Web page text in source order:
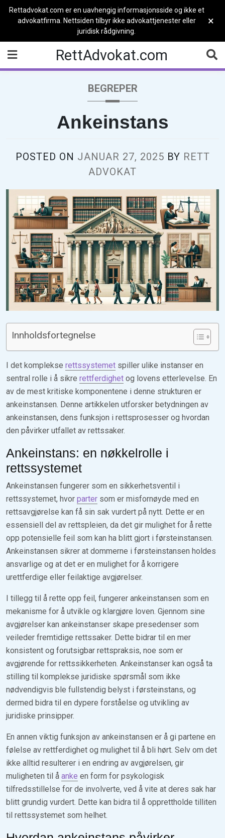
Rettadvokat.com er en uavhengig informasjonsside og ikke et
advokatfirma. Nettsiden tilbyr ikke advokattjenester eller
juridisk rådgivning.
×
content
RettAdvokat.com
BEGREPER
Ankeinstans
POSTED ON JANUAR 27, 2025 BY RETT
ADVOKAT
Innholdsfortegnelse
I det komplekse rettssystemet spiller ulike instanser en
sentral rolle i å sikre rettferdighet og lovens etterlevelse. En
av de mest kritiske komponentene i denne strukturen er
ankeinstansen. Denne artikkelen utforsker betydningen av
ankeinstansen, dens funksjon i rettsprosesser og hvordan
den påvirker utfallet av rettssaker.
Ankeinstans: en nøkkelrolle i
rettssystemet
Ankeinstansen fungerer som en sikkerhetsventil i
rettssystemet, hvor parter som er misfornøyde med en
rettsavgjørelse kan få sin sak vurdert på nytt. Dette er en
essensiell del av rettspleien, da det gir mulighet for å rette
opp potensielle feil som kan ha blitt gjort i førsteinstansen.
Ankeinstansen sikrer at dommerne i førsteinstansen holdes
ansvarlige og at det er en mulighet for å korrigere
urettferdige eller feilaktige avgjørelser.
I tillegg til å rette opp feil, fungerer ankeinstansen som en
mekanisme for å utvikle og klargjøre loven. Gjennom sine
avgjørelser kan ankeinstanser skape presedenser som
veileder fremtidige rettssaker. Dette bidrar til en mer
konsistent og forutsigbar rettspraksis, noe som er
avgjørende for rettssikkerheten. Ankeinstanser kan også ta
stilling til komplekse juridiske spørsmål som ikke
nødvendigvis ble fullstendig belyst i førsteinstans, og
dermed bidra til en dypere forståelse og utvikling av
juridiske prinsipper.
En annen viktig funksjon av ankeinstansen er å gi partene en
følelse av rettferdighet og mulighet til å bli hørt. Selv om det
ikke alltid resulterer i en endring av avgjørelsen, gir
muligheten til å anke en form for psykologisk
tilfredsstillelse for de involverte, ved å vite at deres sak har
blitt grundig vurdert. Dette kan bidra til å opprettholde tilliten
til rettssystemet som helhet.